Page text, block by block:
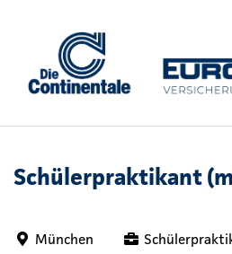
Schülerpraktikant
München